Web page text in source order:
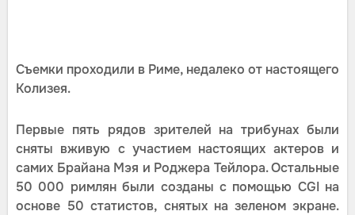
Съемки проходили в Риме, недалеко от настоящего
Колизея.
Первые пять рядов зрителей на трибунах были
сняты вживую с участием настоящих актеров и
самих Брайана Мэя и Роджера Тейлора. Остальные
50 000 римлян были созданы с помощью CGI на
основе 50 статистов, снятых на зеленом экране.